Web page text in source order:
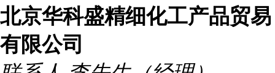
北京华科盛精细化工产品贸易
有限公司